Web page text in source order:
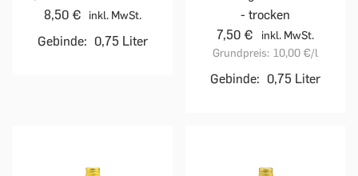
8,50 €
inkl. MwSt.
Gebinde: 0,75 Liter
- trocken
7,50 €
inkl. MwSt.
Grundpreis: 10,00 €/l
Gebinde: 0,75 Liter